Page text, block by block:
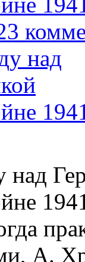
над
А.